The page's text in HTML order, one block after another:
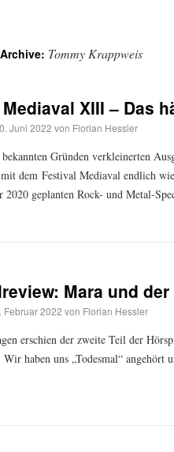
Tommy Krappweis
XIII – Das
Juni 2022 von Florian Hessler
Gründen verkleinerten
dem Festival Mediaval endlich
2020 geplanten Rock- und Metal-
Mara und
Februar 2022 von Florian Hessler
erschien der zweite Teil der
haben uns „Todesmal“ angehört